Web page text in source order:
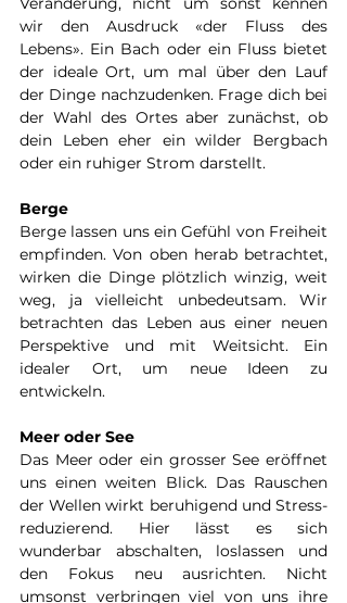
wir den Ausdruck «der Fluss des
Lebens». Ein Bach oder ein Fluss bietet
der ideale Ort, um mal über den Lauf
der Dinge nachzudenken. Frage dich bei
der Wahl des Ortes aber zunächst, ob
dein Leben eher ein wilder Bergbach
oder ein ruhiger Strom darstellt.
Berge
Berge lassen uns ein Gefühl von Freiheit
empfinden. Von oben herab betrachtet,
wirken die Dinge plötzlich winzig, weit
weg, ja vielleicht unbedeutsam. Wir
betrachten das Leben aus einer neuen
Perspektive und mit Weitsicht. Ein
idealer Ort, um neue Ideen zu
entwickeln.
Meer oder See
Das Meer oder ein grosser See eröffnet
uns einen weiten Blick. Das Rauschen
der Wellen wirkt beruhigend und Stress-
reduzierend. Hier lässt es sich
wunderbar abschalten, loslassen und
den Fokus neu ausrichten. Nicht
umsonst verbringen viel von uns ihre